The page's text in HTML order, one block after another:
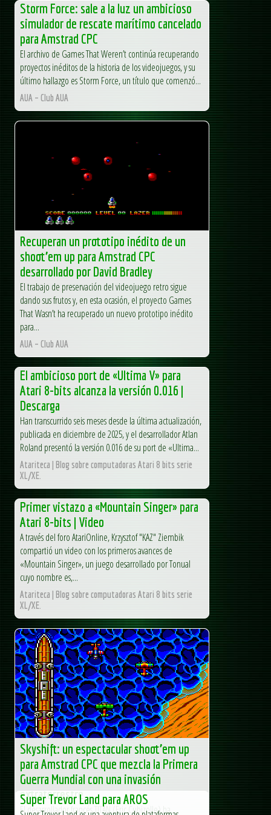
Storm Force: sale a la luz un ambicioso
simulador de rescate marítimo cancelado
para Amstrad CPC
El archivo de Games That Weren’t continúa recuperando
proyectos inéditos de la historia de los videojuegos, y su
último hallazgo es Storm Force, un título que comenzó...
AUA – Club AUA
Recuperan un prototipo inédito de un
shoot’em up para Amstrad CPC
desarrollado por David Bradley
El trabajo de preservación del videojuego retro sigue
dando sus frutos y, en esta ocasión, el proyecto Games
That Wasn’t ha recuperado un nuevo prototipo inédito
para...
AUA – Club AUA
El ambicioso port de «Ultima V» para
Atari 8-bits alcanza la versión 0.016 |
Descarga
Han transcurrido seis meses desde la última actualización,
publicada en diciembre de 2025, y el desarrollador Atlan
Roland presentó la versión 0.016 de su port de «Ultima...
Atariteca | Blog sobre computadoras Atari 8 bits serie
XL/XE.
Primer vistazo a «Mountain Singer» para
Atari 8-bits | Video
A través del foro AtariOnline, Krzysztof "KAZ" Ziembik
compartió un video con los primeros avances de
«Mountain Singer», un juego desarrollado por Tonual
cuyo nombre es,...
Atariteca | Blog sobre computadoras Atari 8 bits serie
XL/XE.
Skyshift: un espectacular shoot’em up
para Amstrad CPC que mezcla la Primera
Guerra Mundial con una invasión
extraterrestre
El desarrollador francés TITAN (Eric Cubizolle) ha
Super Trevor Land para AROS